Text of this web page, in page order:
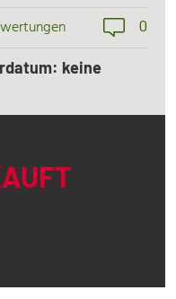
0
keine